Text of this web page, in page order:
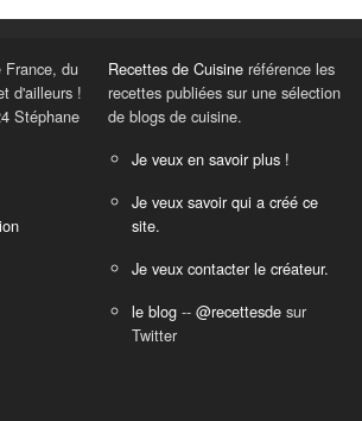
France, du
d'ailleurs !
Stéphane
Recettes de Cuisine référence les
recettes publiées sur une sélection
de blogs de cuisine.
Je veux en savoir plus !
Je veux savoir qui a créé ce
site.
Je veux contacter le créateur.
le blog -- @recettesde sur
Twitter